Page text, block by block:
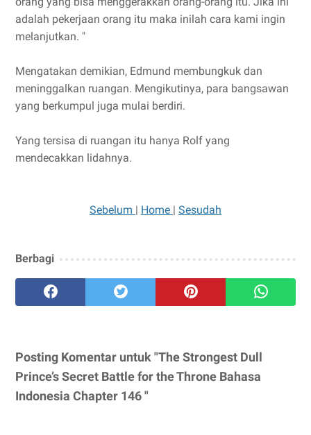
adalah pekerjaan orang itu maka inilah cara kami ingin
melanjutkan. "
Mengatakan demikian, Edmund membungkuk dan
meninggalkan ruangan. Mengikutinya, para bangsawan
yang berkumpul juga mulai berdiri.
Yang tersisa di ruangan itu hanya Rolf yang
mendecakkan lidahnya.
Sebelum | Home | Sesudah
Berbagi
Posting Komentar untuk "The Strongest Dull
Prince’s Secret Battle for the Throne Bahasa
Indonesia Chapter 146 "